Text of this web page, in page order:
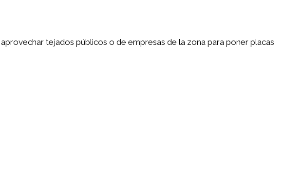
tejados públicos o de empresas de la zona para poner placas